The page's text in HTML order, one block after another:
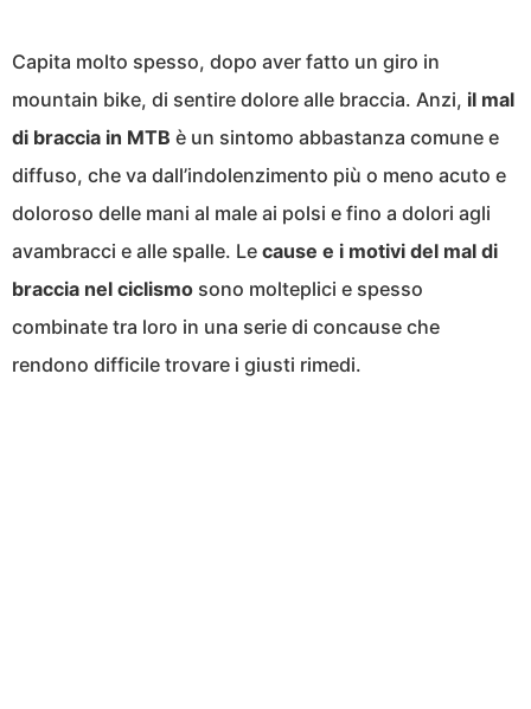
Capita molto spesso, dopo aver fatto un giro in
mountain bike, di sentire dolore alle braccia. Anzi, il mal
di braccia in MTB è un sintomo abbastanza comune e
diffuso, che va dall’indolenzimento più o meno acuto e
doloroso delle mani al male ai polsi e fino a dolori agli
avambracci e alle spalle. Le cause e i motivi del mal di
braccia nel ciclismo sono molteplici e spesso
combinate tra loro in una serie di concause che
rendono difficile trovare i giusti rimedi.